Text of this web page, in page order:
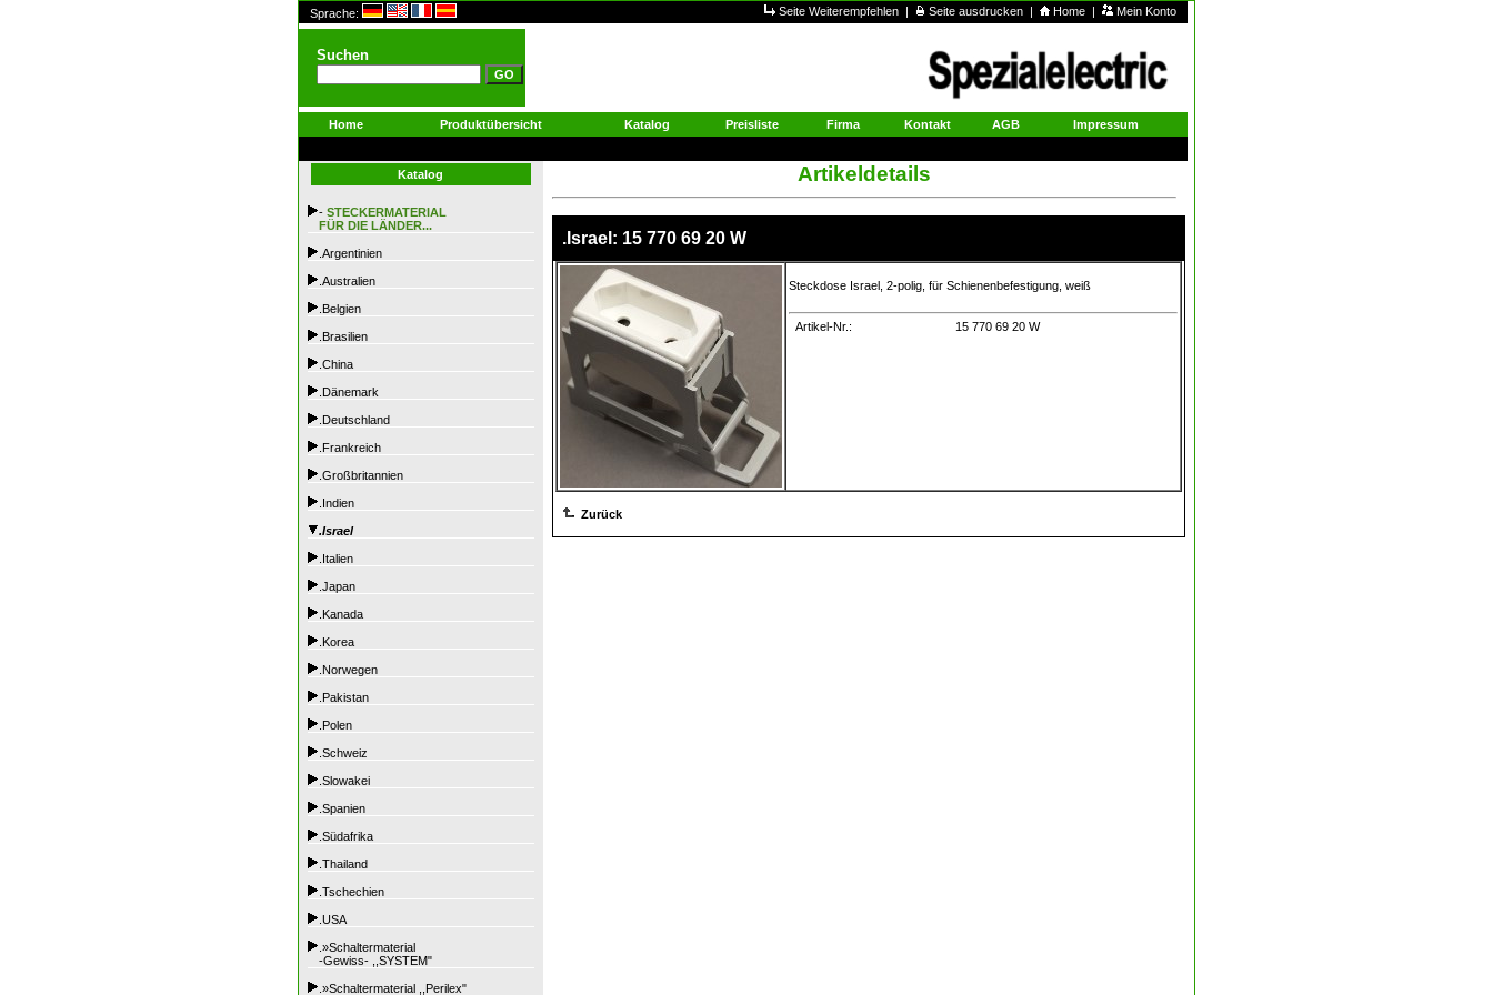
Sprache: Seite Weiterempfehlen | Seite ausdrucken | Home | Mein Konto
Suchen
Home Produktübersicht Katalog Preisliste Firma Kontakt AGB Impressum
Katalog
- STECKERMATERIAL
FÜR DIE LÄNDER...
.Argentinien
.Australien
.Belgien
.Brasilien
.China
.Dänemark
.Deutschland
.Frankreich
.Großbritannien
.Indien
.Israel
.Italien
.Japan
.Kanada
.Korea
.Norwegen
.Pakistan
.Polen
.Schweiz
.Slowakei
.Spanien
.Südafrika
.Thailand
.Tschechien
.USA
.»Schaltermaterial
-Gewiss- ,,SYSTEM"
.»Schaltermaterial ,,Perilex"
Artikeldetails
.Israel: 15 770 69 20 W
Steckdose Israel, 2-polig, für Schienenbefestigung, weiß
Artikel-Nr.: 15 770 69 20 W
Zurück